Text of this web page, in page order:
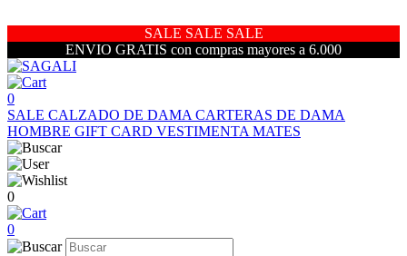
SALE SALE SALE
ENVIO GRATIS con compras mayores a 6.000
0
SALE CALZADO DE DAMA CARTERAS DE DAMA
HOMBRE GIFT CARD VESTIMENTA MATES
0
0